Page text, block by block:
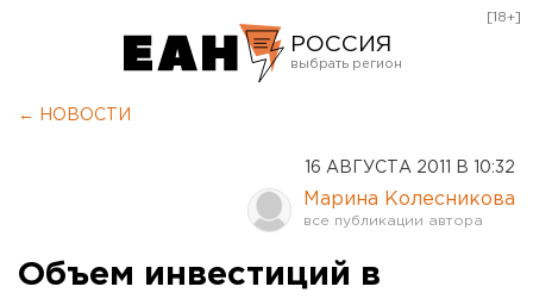
РОССИЯ
Оренбург
[18+]
← НОВОСТИ
16 АВГУСТА 2011 В 10:32
Марина Колесникова
Объем инвестиций в